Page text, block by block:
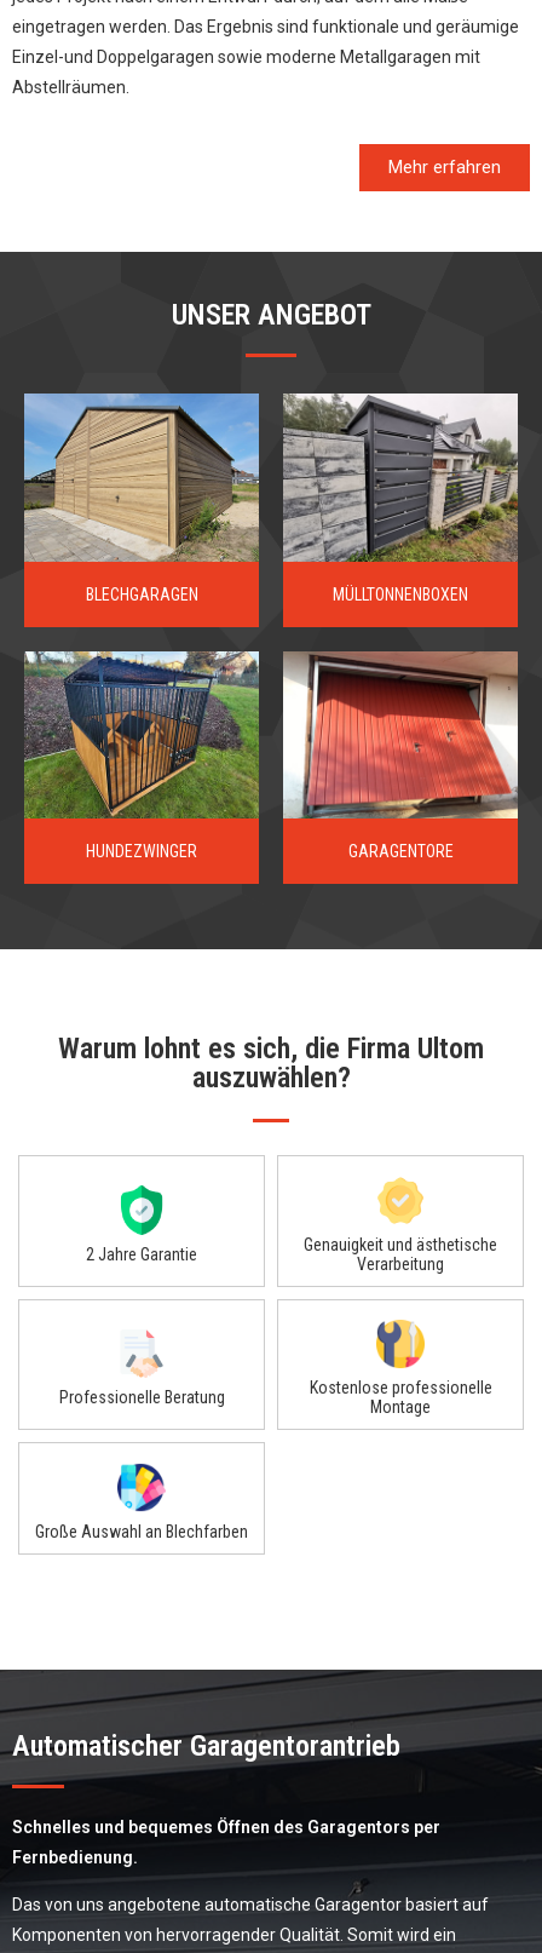
eingetragen werden. Das Ergebnis sind funktionale und geräumige
Einzel-und Doppelgaragen sowie moderne Metallgaragen mit
Abstellräumen.
Mehr erfahren
UNSER ANGEBOT
BLECHGARAGEN MÜLLTONNENBOXEN
HUNDEZWINGER GARAGENTORE
Warum lohnt es sich, die Firma Ultom
auszuwählen?​
2 Jahre Garantie
Genauigkeit und ästhetische
Verarbeitung
Professionelle Beratung
Kostenlose professionelle
Montage
Große Auswahl an Blechfarben
Automatischer Garagentorantrieb
Schnelles und bequemes Öffnen des Garagentors per
Fernbedienung.
Das von uns angebotene automatische Garagentor basiert auf
Komponenten von hervorragender Qualität. Somit wird ein